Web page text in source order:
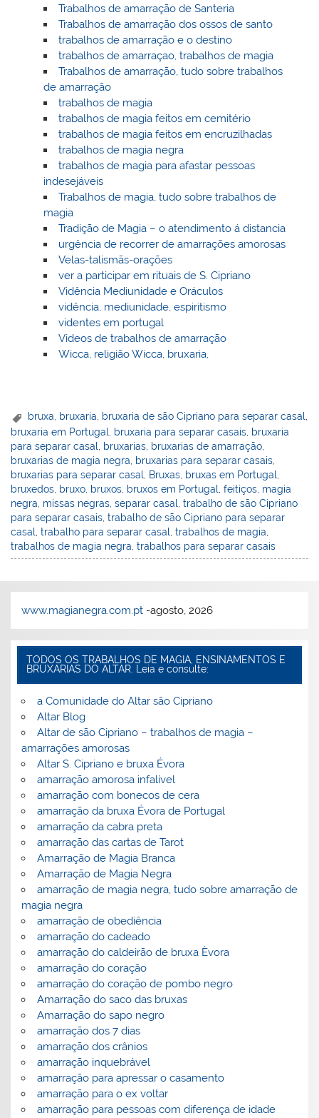
Trabalhos de amarração de Santeria
Trabalhos de amarração dos ossos de santo
trabalhos de amarração e o destino
trabalhos de amarraçao, trabalhos de magia
Trabalhos de amarração, tudo sobre trabalhos
de amarração
trabalhos de magia
trabalhos de magia feitos em cemitério
trabalhos de magia feitos em encruzilhadas
trabalhos de magia negra
trabalhos de magia para afastar pessoas
indesejáveis
Trabalhos de magia, tudo sobre trabalhos de
magia
Tradição de Magia – o atendimento á distancia
urgência de recorrer de amarrações amorosas
Velas-talismãs-orações
ver a participar em rituais de S. Cipriano
Vidência Mediunidade e Oráculos
vidência, mediunidade, espiritismo
videntes em portugal
Videos de trabalhos de amarração
Wicca, religião Wicca, bruxaria,
bruxa, bruxaria, bruxaria de são Cipriano para separar casal,
bruxaria em Portugal
bruxaria para separar casais bruxaria
para separar casal
bruxarias bruxarias de amarração
bruxarias de magia negra
bruxarias para separar casais
bruxarias para separar casal
Bruxas bruxas em Portugal
bruxedos bruxo bruxos bruxos em Portugal ,feitiços magia
negra missas negras ,separar casal ,trabalho de são Cipriano
para separar casais ,trabalho de são Cipriano para separar
casal ,trabalho para separar casal ,trabalhos de magia
trabalhos de magia negra ,trabalhos para separar casais
www.magianegra.com.pt -agosto, 2026
TODOS OS TRABALHOS DE MAGIA, ENSINAMENTOS E
BRUXARIAS DO ALTAR. Leia e consulte:
a Comunidade do Altar são Cipriano
Altar Blog
Altar de são Cipriano – trabalhos de magia –
amarrações amorosas
Altar S. Cipriano e bruxa Évora
amarração amorosa infalível
amarração com bonecos de cera
amarração da bruxa Évora de Portugal
amarração da cabra preta
amarração das cartas de Tarot
Amarração de Magia Branca
Amarração de Magia Negra
amarração de magia negra, tudo sobre amarração de
magia negra
amarração de obediência
amarração do cadeado
amarração do caldeirão de bruxa Èvora
amarração do coração
amarração do coração de pombo negro
Amarração do saco das bruxas
Amarração do sapo negro
amarração dos 7 dias
amarração dos crânios
amarração inquebrável
amarração para apressar o casamento
amarração para o ex voltar
amarração para pessoas com diferença de idade